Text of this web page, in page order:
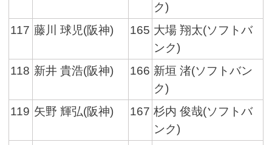
ク)
117 藤川 球児(阪神) 165 大場 翔太(ソフトバ
ンク)
118 新井 貴浩(阪神) 166 新垣 渚(ソフトバン
ク)
119 矢野 輝弘(阪神) 167 杉内 俊哉(ソフトバ
ンク)